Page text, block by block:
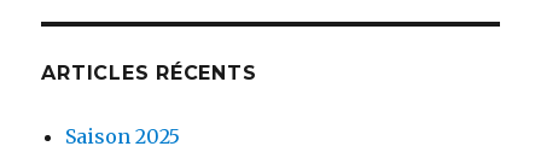
ARTICLES RÉCENTS
Saison 2025